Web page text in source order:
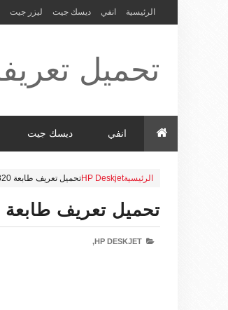
الرئيسية انفي ديسك جيت ليزر جيت
تحميل
طابعة ولاب
توب HP Driver
انفي ديسك جيت
الرئيسيةHP Deskjetتحميل تعريف طابعة HP Deskjet GT 5820
تحميل تعريف طابعة HP Deskjet GT 5820
HP DESKJET,